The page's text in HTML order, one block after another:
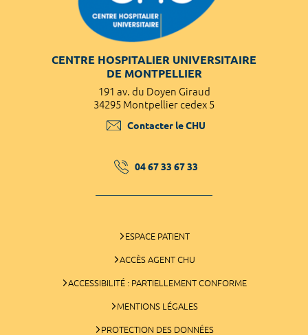
CENTRE HOSPITALIER UNIVERSITAIRE
DE MONTPELLIER
191 av. du Doyen Giraud
34295 Montpellier cedex 5
Contacter le CHU
04 67 33 67 33
ESPACE PATIENT
ACCÈS AGENT CHU
ACCESSIBILITÉ : PARTIELLEMENT CONFORME
MENTIONS LÉGALES
PROTECTION DES DONNÉES